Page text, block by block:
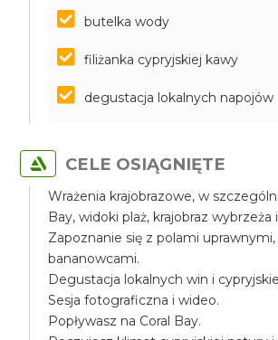
butelka wody
filiżanka cypryjskiej kawy
degustacja lokalnych napojów
CELE OSIĄGNIĘTE
Wrażenia krajobrazowe, w
Bay, widoki plaż, krajobraz wybrzeża
Zapoznanie się z polami
bananowcami.
Degustacja lokalnych win i
Sesja fotograficzna i wideo.
Popływasz na Coral Bay.